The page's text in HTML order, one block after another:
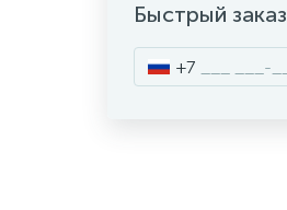
Быстрый заказ
+7